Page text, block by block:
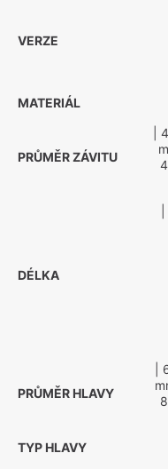
VERZE
MATERIÁL
PRŮMĚR ZÁVITU
|
DÉLKA
PRŮMĚR HLAVY
|
TYP HLAVY